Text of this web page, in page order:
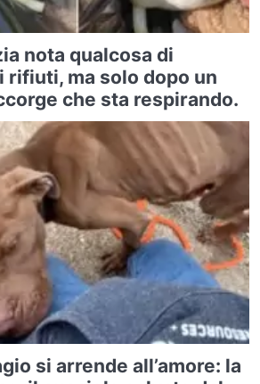
nota qualcosa di
rifiuti, ma solo dopo un
che sta respirando.
si arrende all’amore: la